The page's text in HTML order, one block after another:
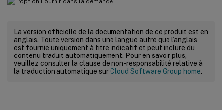
La version officielle de la documentation de ce produit est en
anglais. Toute version dans une langue autre que l’anglais
est fournie uniquement à titre indicatif et peut inclure du
contenu traduit automatiquement. Pour en savoir plus,
veuillez consulter la clause de non-responsabilité relative à
la traduction automatique surCloud Software Group home.